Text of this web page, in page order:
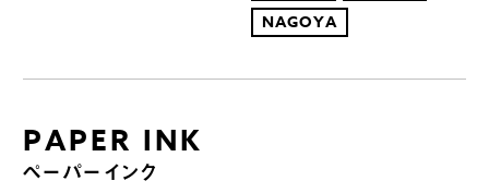
NAGOYA
PAPER INK
ペーパーインク